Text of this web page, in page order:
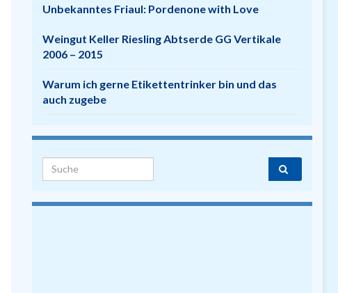
Unbekanntes Friaul: Pordenone with Love
Weingut Keller Riesling Abtserde GG Vertikale
2006 – 2015
Warum ich gerne Etikettentrinker bin und das
auch zugebe
Search for: